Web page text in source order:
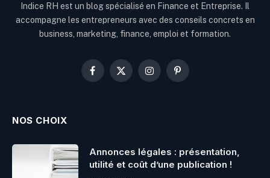
Indice RH est un blog spécialisé en Finance et Entreprise. Il
accompagne les entrepreneurs avec des conseils concrets en
business, marketing, finance, emploi et formation.
Facebook
X
InstagramPinterest
NOS CHOIX
Annonces légales : présentation,
utilité et coût d’une publication !